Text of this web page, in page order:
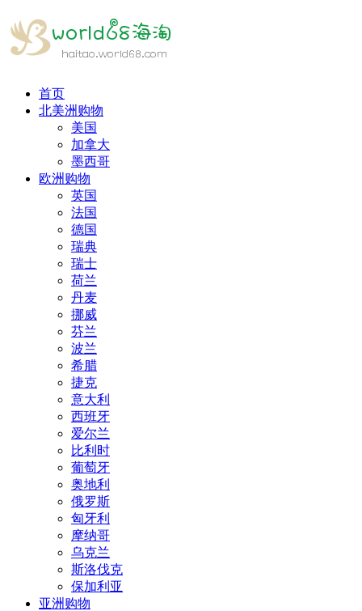
首页
北美洲购物
美国
加拿大
墨西哥
欧洲购物
英国
法国
德国
瑞典
瑞士
荷兰
丹麦
挪威
芬兰
波兰
希腊
捷克
意大利
西班牙
爱尔兰
比利时
葡萄牙
奥地利
俄罗斯
匈牙利
摩纳哥
乌克兰
斯洛伐克
保加利亚
亚洲购物